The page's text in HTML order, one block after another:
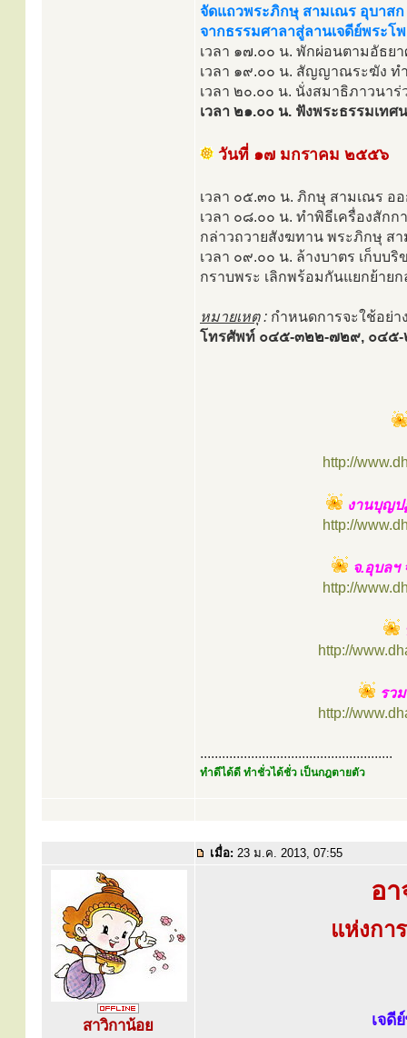
จัดแถวพระภิกษุ สามเณร อุบาส
จากธรรมศาลาสู่ลานเจดีย์พระ
เวลา ๑๗.๐๐ น. พักผ่อนตามอัธยา
เวลา ๑๙.๐๐ น. สัญญาณระฆัง ท
เวลา ๒๐.๐๐ น. นั่งสมาธิภาวนา
เวลา ๒๑.๐๐ น. ฟังพระธรรมเท
วันที่ ๑๗ มกราคม ๒๕๕๖
เวลา ๐๕.๓๐ น. ภิกษุ สามเณร
เวลา ๐๘.๐๐ น. ทำพิธีเครื่องสักก
กล่าวถวายสังฆทาน พระภิกษุ ส
เวลา ๐๙.๐๐ น. ล้างบาตร เก็บบ
กราบพระ เลิกพร้อมกันแยกย้าย
หมายเหตุ: กำหนดการจะใช้อย่
โทรศัพท์ ๐๔๕-๓๒๒-๗๒๙, ๐๔๕
http://
งานบุญป
http://
จ.อุบลฯ
http://
http://
รว
http://
.....................................................
ทำดีได้ดี ทำชั่วได้ชั่ว เป็นกฎตายตัว
เมื่อ: 23 ม.ค. 2013, 07:55
สาวิกาน้อย
อ
แห่งกา
เจดี